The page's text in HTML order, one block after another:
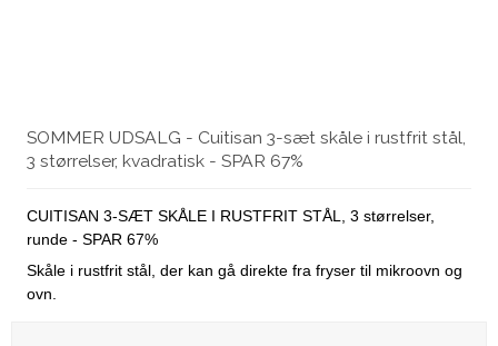
SOMMER UDSALG - Cuitisan 3-sæt skåle i rustfrit stål,
3 størrelser, kvadratisk - SPAR 67%
CUITISAN 3-SÆT SKÅLE I RUSTFRIT STÅL, 3 størrelser,
runde - SPAR 67%
Skåle i rustfrit stål, der kan gå direkte fra fryser til mikroovn og
ovn.